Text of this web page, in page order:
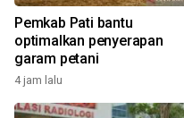
Pemkab Pati bantu
optimalkan penyerapan
garam petani
4 jam lalu